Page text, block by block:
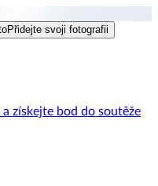
Přidejte svoji fotografii
získejte bod do soutěže